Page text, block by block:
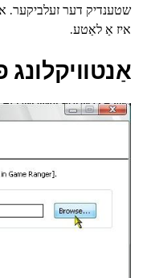
שטענדיק דער זעלביקער.
איז אַ לאַטע.
אַנטוויקלונג